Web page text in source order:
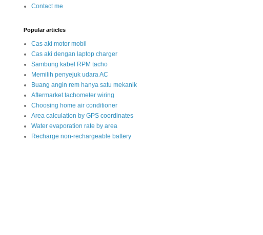
Contact me
Popular articles
Cas aki motor mobil
Cas aki dengan laptop charger
Sambung kabel RPM tacho
Memilih penyejuk udara AC
Buang angin rem hanya satu mekanik
Aftermarket tachometer wiring
Choosing home air conditioner
Area calculation by GPS coordinates
Water evaporation rate by area
Recharge non-rechargeable battery